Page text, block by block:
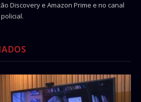
Discovery e Amazon Prime e no canal